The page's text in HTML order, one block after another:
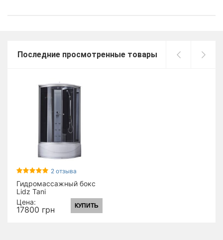
Последние просмотренные товары
2 отзыва
Гидромассажный бокс
Lidz Tani
SBM90x90.SAT.HIGH.GR,
стекло тонированное 4
мм (17359)
Цена:
17800 грн КУПИТЬ